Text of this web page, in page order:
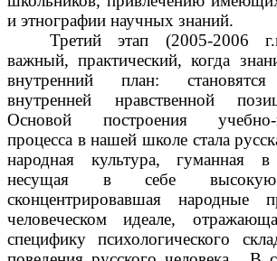
и этнографии научных знаний.
Третий этап (2005-2006
важный, практический, когда
внутренний план:
внутренней нравственной
Основой построения учебно-
процесса в нашей школе стала
народная культура, гуманная
несущая в себе высокую
сконцентрировавшая народные
человеческом идеале,
специфику психологического